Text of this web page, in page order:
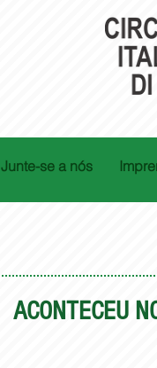
Junte-se a nós
ACONTECEU